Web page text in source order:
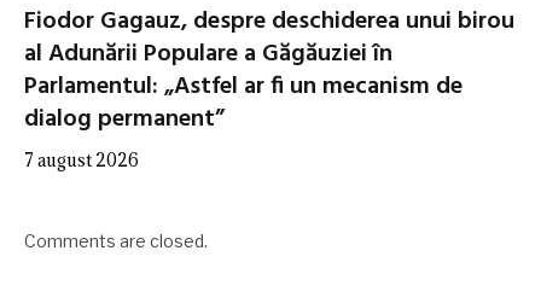
Fiodor Gagauz, despre deschiderea unui birou
al Adunării Populare a Găgăuziei în
Parlamentul: „Astfel ar fi un mecanism de
dialog permanent”
7 august 2026
Comments are closed.